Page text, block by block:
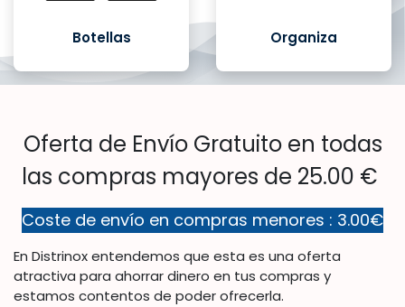
Botellas Organiza
Oferta de Envío Gratuito en todas
las compras mayores de 25.00 €
Coste de envío en compras menores : 3.00€
En Distrinox entendemos que esta es una oferta
atractiva para ahorrar dinero en tus compras y
estamos contentos de poder ofrecerla.